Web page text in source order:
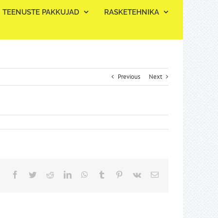
TEENUSTE PAKKUJAD RASKETEHNIKA
Previous Next
Facebook
TwitterRedditLinkedInWhatsApp
Tumblr Pinterest
Vk Email